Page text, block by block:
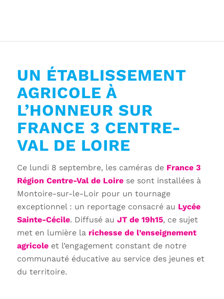
UN ÉTABLISSEMENT
AGRICOLE À
L’HONNEUR SUR
FRANCE 3 CENTRE-
VAL DE LOIRE
Ce lundi 8 septembre, les caméras de France 3
Région Centre-Val de Loirese sont installées à
Montoire-sur-le-Loir pour un tournage
exceptionnel : un reportage consacré au Lycée
Sainte-Cécile. Diffusé au JT de 19h15, ce sujet
met en lumière la richesse de l’enseignement
agricoleet l’engagement constant de notre
communauté éducative au service des jeunes et
du territoire.